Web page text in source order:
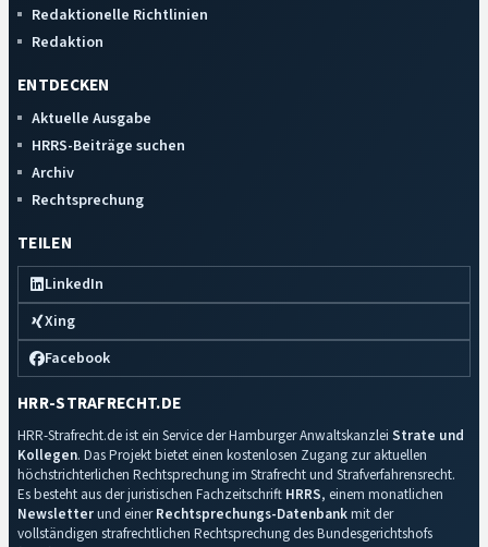
Redaktionelle Richtlinien
Redaktion
ENTDECKEN
Aktuelle Ausgabe
HRRS-Beiträge suchen
Archiv
Rechtsprechung
TEILEN
LinkedIn
Xing
Facebook
HRR-STRAFRECHT.DE
HRR-Strafrecht.de ist ein Service der Hamburger Anwaltskanzlei Strate und
Kollegen. Das Projekt bietet einen kostenlosen Zugang zur aktuellen
höchstrichterlichen Rechtsprechung im Strafrecht und Strafverfahrensrecht.
Es besteht aus der juristischen Fachzeitschrift HRRS, einem monatlichen
Newsletterund einerRechtsprechungs-Datenbankmit der
vollständigen strafrechtlichen Rechtsprechung des Bundesgerichtshofs